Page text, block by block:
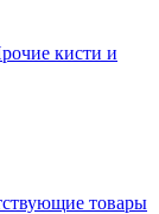
кисти и
товары